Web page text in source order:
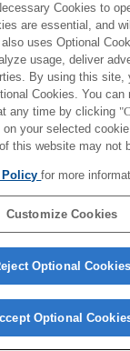
Cookies to
are essential, and
uses Optional
usage, deliver
By using this site,
Cookies. You can
any time by clicking
on your selected
this website may not
Policyfor more
Customize Cookies
Optional Cookies
Optional